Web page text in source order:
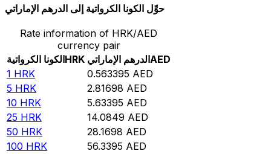
حوِّل الكونا الكرواتية إلى الدرهم الإماراتي
Rate information of HRK/AED
currency pair
الكونا الكرواتيةHRK الدرهم الإماراتيAED
1 HRK 0.563395 AED
5 HRK 2.81698 AED
10 HRK 5.63395 AED
25 HRK 14.0849 AED
50 HRK 28.1698 AED
100 HRK 56.3395 AED